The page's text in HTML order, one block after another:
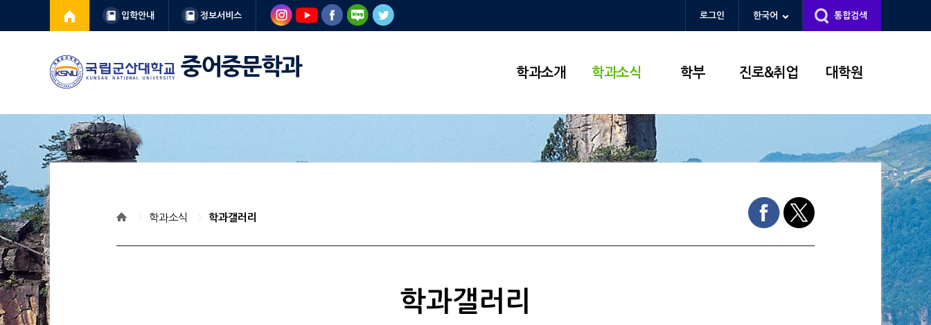
입학안내 정보서비스 로그인 한국어 통합검색
중어중문학과 학과소개 학과소식 학부 진로&취업 대학원
학과소식 학과갤러리
학과갤러리